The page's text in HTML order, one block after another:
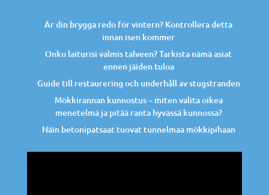
Är din brygga redo för vintern? Kontrollera detta
innan isen kommer
Onko laiturisi valmis talveen? Tarkista nämä asiat
ennen jäiden tuloa
Guide till restaurering och underhåll av stugstranden
Mökkirannan kunnostus – miten valita oikea
menetelmä ja pitää ranta hyvässä kunnossa?
Näin betonipatsaat tuovat tunnelmaa mökkipihaan